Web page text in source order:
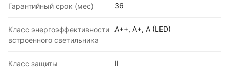
Гарантийный срок (мес) 36
Класс энергоэффективности
встроенного светильника
A++, A+, A (LED)
Класс защиты II